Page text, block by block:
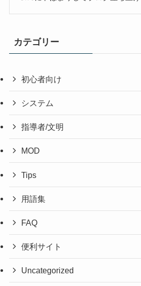
カテゴリー
初心者向け
システム
指導者/文明
MOD
Tips
用語集
FAQ
便利サイト
Uncategorized